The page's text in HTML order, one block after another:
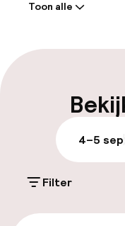
Meertalige
Parkeren &
(buiten)
Toon alle
4–5 sep
Filter